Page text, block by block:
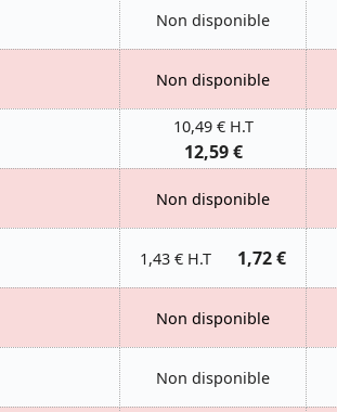
Non disponible
Non disponible
10,49 € H.T
12,59 €
Non disponible
1,43 € H.T 1,72 €
Non disponible
Non disponible